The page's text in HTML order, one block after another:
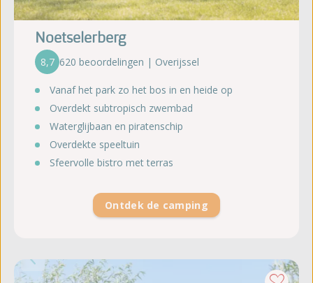
Noetselerberg
8,7 620 beoordelingen | Overijssel
Vanaf het park zo het bos in en heide op
Overdekt subtropisch zwembad
Waterglijbaan en piratenschip
Overdekte speeltuin
Sfeervolle bistro met terras
Ontdek de camping